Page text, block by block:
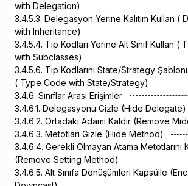
with Delegation)
3.4.5.3. Delegasyon Yerine Kalıtım Kullan (
with Inheritance)
3.4.5.4. Tip Kodları Yerine Alt Sınıf Kullan (
with Subclasses)
3.4.5.6. Tip Kodlarını State/Strategy
( Type Code with State/Strategy)
3.4.6. Sınıflar Arası Erişimler
3.4.6.1. Delegasyonu Gizle (Hide Delegate)
3.4.6.2. Ortadaki Adamı Kaldır (Remove
3.4.6.3. Metotları Gizle (Hide Method)
3.4.6.4. Gerekli Olmayan Atama Metotlarını
(Remove Setting Method)
3.4.6.5. Alt Sınıfa Dönüşümleri Kapsülle